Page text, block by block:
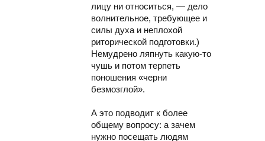
лицу ни относиться, — дело
волнительное, требующее и
силы духа и неплохой
риторической подготовки.)
Немудрено ляпнуть какую-то
чушь и потом терпеть
поношения «черни
безмозглой».
А это подводит к более
общему вопросу: а зачем
нужно посещать людям